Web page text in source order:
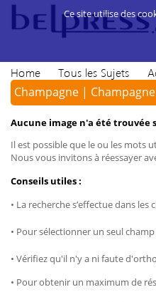
Home Tous les Sujets
Champagne | Champagne
Aucune image n'a été trouvée
Il est possible que le ou les mots
Nous vous invitons à réessayer
Conseils utiles :
• La recherche s’effectue dans
• Pour sélectionner un seul
• Vérifiez qu'il n'y a ni faute
• Pour obtenir un maximum de
Ce site utilise des